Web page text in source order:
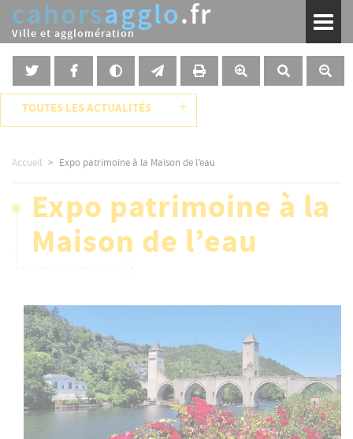
Aller
contenu
principal
cahorsagglo.fr
Ville et agglomération
TOUTES LES ACTUALITÉS +
Accueil Expo patrimoine à la Maison de l’eau
Expo patrimoine à la
Maison de l’eau